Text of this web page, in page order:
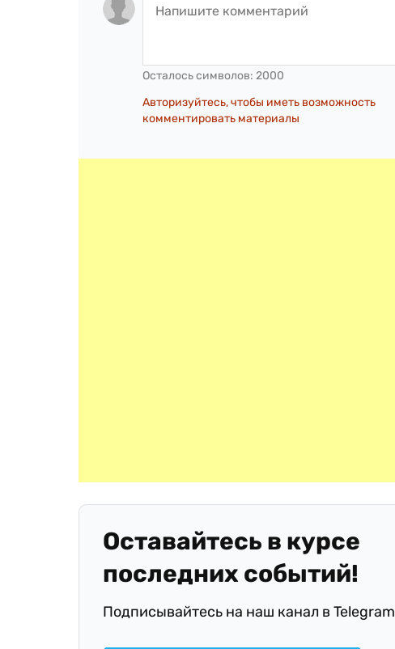
Осталось символов: 2000
Авторизуйтесь, чтобы иметь возможность
комментировать материалы
Оставайтесь в курсе
последних событий!
Подписывайтесь на наш канал в Telegram